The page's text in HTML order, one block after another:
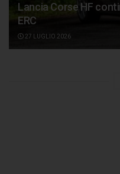
Lancia Corse HF
ERC
27 LUGLIO 2026